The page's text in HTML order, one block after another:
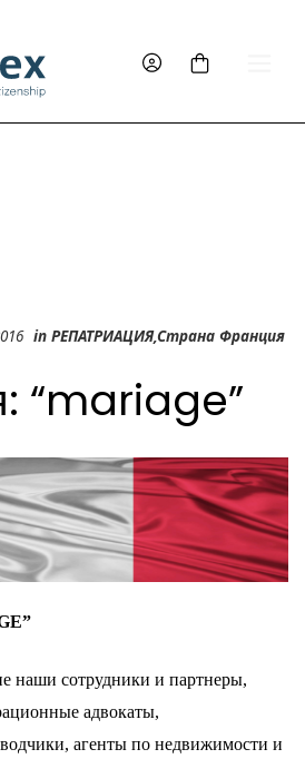
in PЕПАТРИAЦИЯ,Страна Франция
“mariage”
наши сотрудники и партнеры,
адвокаты,
агенты по недвижимости и